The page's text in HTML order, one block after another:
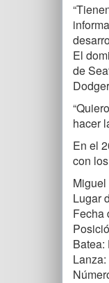
El
de
hacer
En el
con
Lugar
Fecha
Batea: